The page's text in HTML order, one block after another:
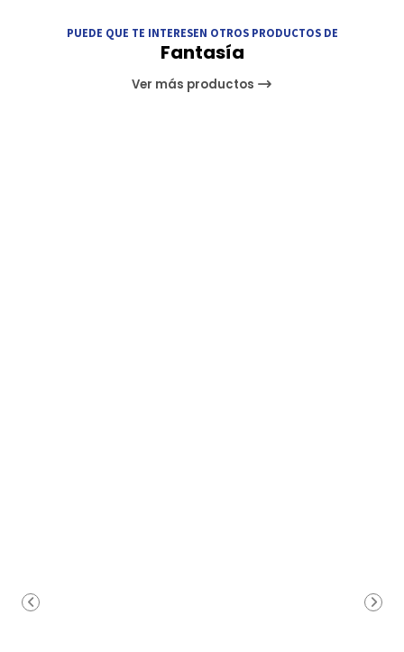
PUEDE QUE TE INTERESEN OTROS PRODUCTOS DE
Fantasía
Ver más productos